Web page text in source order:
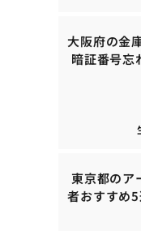
大阪府の金
暗証番号忘
東京都のア
者おすすめ